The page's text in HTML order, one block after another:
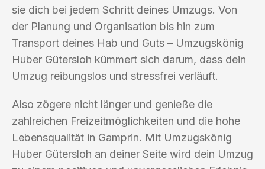
sie dich bei jedem Schritt deines Umzugs. Von
der Planung und Organisation bis hin zum
Transport deines Hab und Guts – Umzugskönig
Huber Gütersloh kümmert sich darum, dass dein
Umzug reibungslos und stressfrei verläuft.
Also zögere nicht länger und genieße die
zahlreichen Freizeitmöglichkeiten und die hohe
Lebensqualität in Gamprin. Mit Umzugskönig
Huber Gütersloh an deiner Seite wird dein Umzug